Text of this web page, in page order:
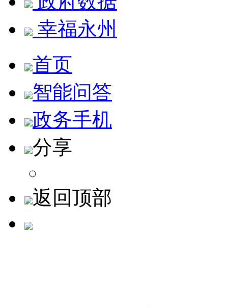
幸福永州
首页
智能问答
政务手机
分享
返回顶部